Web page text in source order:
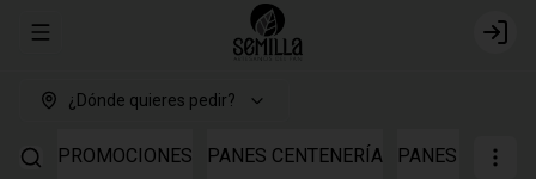
Abrir menu de navegación Login
¿Dónde quieres pedir?
PROMOCIONES PANES CENTENERÍA PANES TRIGO